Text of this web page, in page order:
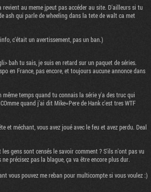
revient au meme jpeut pas accéder au site. D'ailleurs si tu
ash qui parle de wheeling dans la tete de walt ca met
c'était un avertissement, pas un ban.)
bah tu sais, je suis en retard sur un paquet de séries.
en France, pas encore, et toujours aucune annonce dans
même temps quand tu connais la série y'a des truc qui
quand j'ai dit Mike=Pere de Hank c'est tres WTF
et méchant, vous avez joué avec le feu et avez perdu. Deal
les gens sont censés le savoir comment ? S'ils n'ont pas vu
ne précisez pas la blague, ça va être encore plus dur.
vous pouvez me reban pour multicompte si vous voulez :)